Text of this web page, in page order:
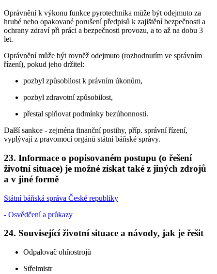
Oprávnění k výkonu funkce pyrotechnika může být odejmuto za
hrubé nebo opakované porušení předpisů k zajištění bezpečnosti a
ochrany zdraví při práci a bezpečnosti provozu, a to až na dobu 3
let.
Oprávnění může být rovněž odejmuto (rozhodnutím ve správním
řízení), pokud jeho držitel:
pozbyl způsobilost k právním úkonům,
pozbyl zdravotní způsobilost,
přestal splňovat podmínky bezúhonnosti.
Další sankce - zejména finanční postihy, příp. správní řízení,
vyplývají z pravomocí orgánů státní báňské správy.
23. Informace o popisovaném postupu (o řešení
životní situace) je možné získat také z jiných zdrojů
a v jiné formě
Státní báňská správa České republiky
- Osvědčení a průkazy
24. Související životní situace a návody, jak je řešit
Odpalovač ohňostrojů
Střelmistr